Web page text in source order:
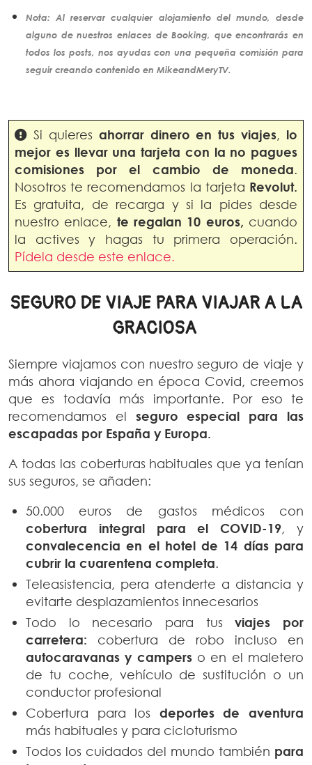
Nota: Al reservar cualquier alojamiento del mundo, desde
alguno de nuestros enlaces de Booking, que encontrarás en
todos los posts, nos ayudas con una pequeña comisión para
seguir creando contenido en MikeandMeryTV.
Si quieres ahorrar dinero entus viajes, lo
mejor es llevar una tarjeta con la no pagues
comisiones por el cambio de moneda.
Nosotros te recomendamos la tarjeta Revolut.
Es gratuita, de recarga y si la pides desde
nuestro enlace, te regalan 10 euros, cuando
la actives y hagas tu primera operación.
Pídela desde este enlace.
SEGURO DE VIAJE PARA VIAJAR A LA
GRACIOSA
Siempre viajamos con nuestro seguro de viaje y
más ahora viajando en época Covid, creemos
que es todavía más importante. Por eso te
recomendamos el seguro especial para las
escapadas por España y Europa.
A todas las coberturas habituales que ya tenían
sus seguros, se añaden:
50.000 euros de gastos médicos con
cobertura integral para el COVID-19, y
convalecencia en el hotel de 14 días para
cubrir la cuarentena completa.
Teleasistencia, pera atenderte a distancia y
evitarte desplazamientos innecesarios
Todo lo necesario para tusviajes por
carretera: cobertura de robo incluso en
autocaravanas y camperso en el maletero
de tu coche, vehí­culo de sustitución o un
conductor profesional
Cobertura para los deportes de aventura
más habituales y para cicloturismo
Todos los cuidados del mundo también para